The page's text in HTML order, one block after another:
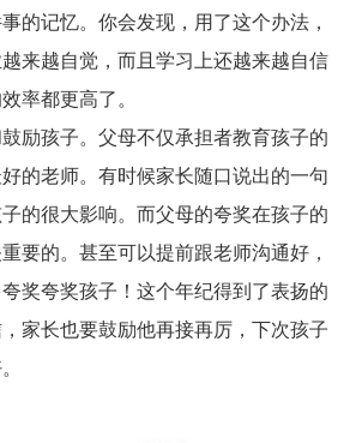
的记忆。你会发现，用了这个办法，
来越自觉，而且学习上还越来越自信
率都更高了。
孩子。父母不仅承担者教育孩子的
的老师。有时候家长随口说出的一句
的很大影响。而父母的夸奖在孩子的
要的。甚至可以提前跟老师沟通好，
奖夸奖孩子！这个年纪得到了表扬的
家长也要鼓励他再接再厉，下次孩子